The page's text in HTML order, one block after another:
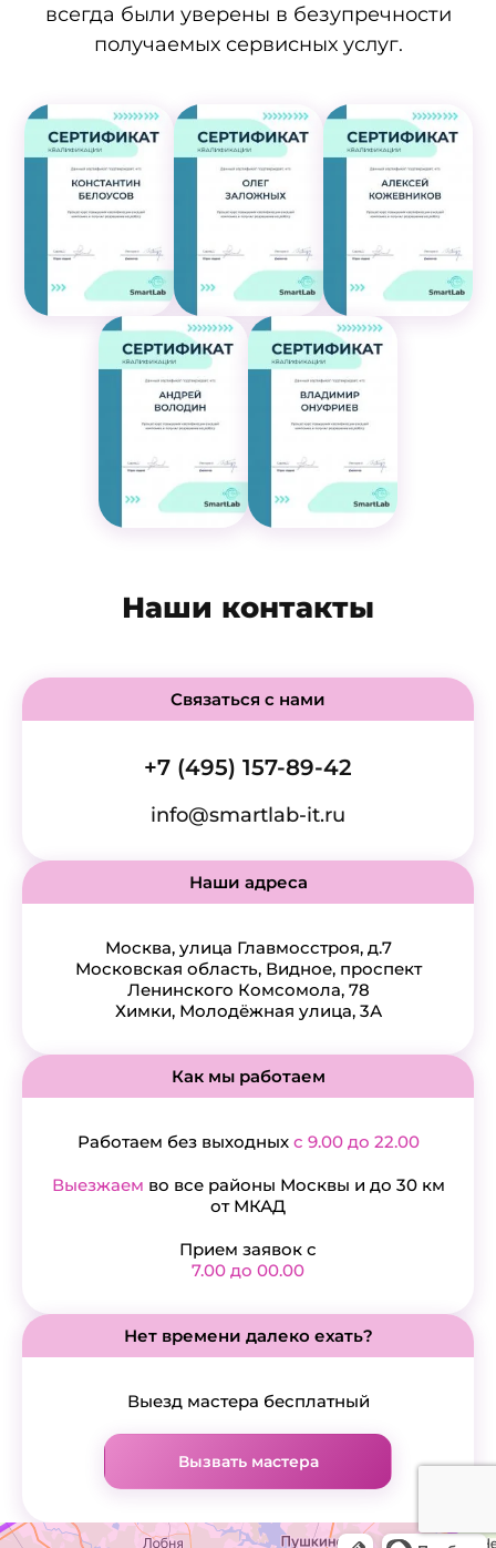
всегда были уверены в безупречности
получаемых сервисных услуг.
Наши контакты
Связаться с нами
+7 (495) 157-89-42
info@smartlab-it.ru
Наши адреса
Москва, улица Главмосстроя, д.7
Московская область, Видное, проспект
Ленинского Комсомола, 78
Химки, Молодёжная улица, 3А
Как мы работаем
Работаем без выходных с 9.00 до 22.00
Выезжаем во все районы Москвы и до 30 км
от МКАД
Прием заявок с
7.00 до 00.00
Нет времени далеко ехать?
Выезд мастера бесплатный
Вызвать мастера